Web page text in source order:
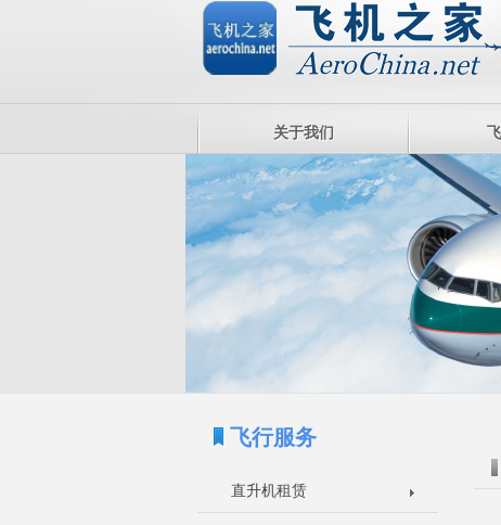
关于我们
飞行服务
直升机租赁